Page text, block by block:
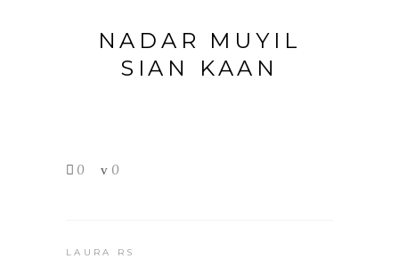
NADAR MUYIL
SIAN KAAN
0 0
LAURA RS